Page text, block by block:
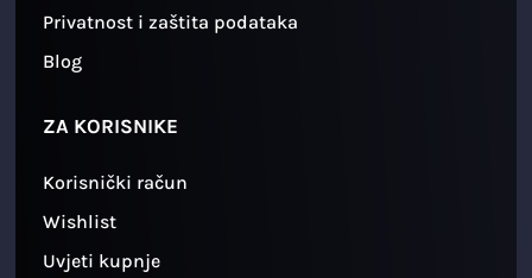
Privatnost i zaštita podataka
Blog
ZA KORISNIKE
Korisnički račun
Wishlist
Uvjeti kupnje